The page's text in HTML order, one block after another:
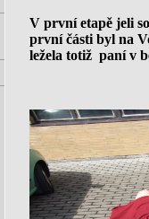
V první etapě jeli
první části byl na
ležela totiž paní v